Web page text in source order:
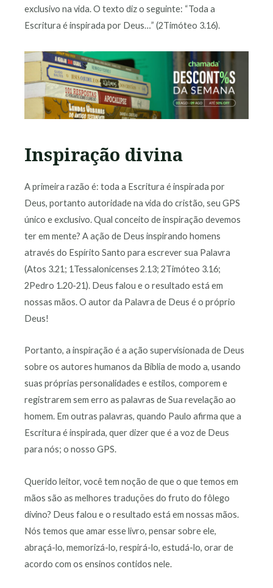
exclusivo na vida. O texto diz o seguinte: “Toda a
Escritura é inspirada por Deus…” (2Timóteo 3.16).
Inspiração divina
A primeira razão é: toda a Escritura é inspirada por
Deus, portanto autoridade na vida do cristão, seu GPS
único e exclusivo. Qual conceito de inspiração devemos
ter em mente? A ação de Deus inspirando homens
através do Espírito Santo para escrever sua Palavra
(Atos 3.21; 1Tessalonicenses 2.13; 2Timóteo 3.16;
2Pedro 1.20-21). Deus falou e o resultado está em
nossas mãos. O autor da Palavra de Deus é o próprio
Deus!
Portanto, a inspiração é a ação supervisionada de Deus
sobre os autores humanos da Bíblia de modo a, usando
suas próprias personalidades e estilos, comporem e
registrarem sem erro as palavras de Sua revelação ao
homem. Em outras palavras, quando Paulo afirma que a
Escritura é inspirada, quer dizer que é a voz de Deus
para nós; o nosso GPS.
Querido leitor, você tem noção de que o que temos em
mãos são as melhores traduções do fruto do fôlego
divino? Deus falou e o resultado está em nossas mãos.
Nós temos que amar esse livro, pensar sobre ele,
abraçá-lo, memorizá-lo, respirá-lo, estudá-lo, orar de
acordo com os ensinos contidos nele.